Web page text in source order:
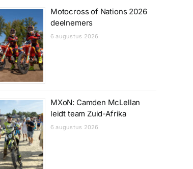
Motocross of Nations 2026
deelnemers
6 augustus 2026
MXoN: Camden McLellan
leidt team Zuid-Afrika
6 augustus 2026